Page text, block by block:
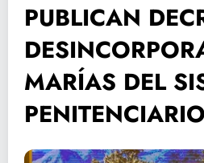
PUBLICAN
MARÍAS DEL